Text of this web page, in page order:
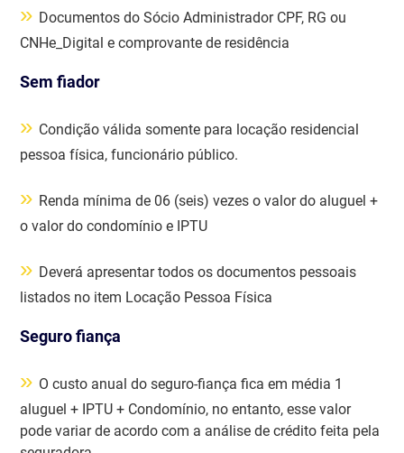
» Documentos do Sócio Administrador CPF, RG ou
CNHe_Digital e comprovante de residência
Sem fiador
» Condição válida somente para locação residencial
pessoa física, funcionário público.
» Renda mínima de 06 (seis) vezes o valor do aluguel +
o valor do condomínio e IPTU
» Deverá apresentar todos os documentos pessoais
listados no item Locação Pessoa Física
Seguro fiança
» O custo anual do seguro-fiança fica em média 1
aluguel + IPTU + Condomínio, no entanto, esse valor
pode variar de acordo com a análise de crédito feita pela